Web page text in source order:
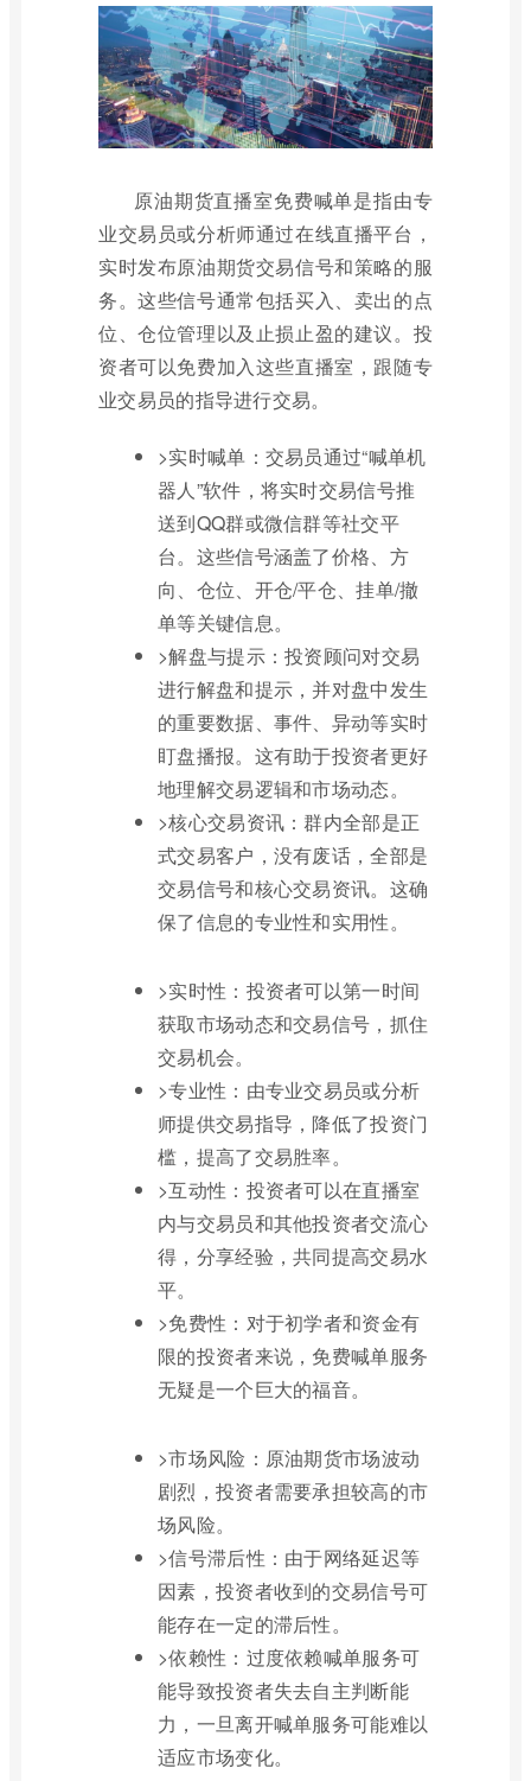
原油期货直播室免费喊单是指由专
业交易员或分析师通过在线直播平台，
实时发布原油期货交易信号和策略的服
务。这些信号通常包括买入、卖出的点
位、仓位管理以及止损止盈的建议。投
资者可以免费加入这些直播室，跟随专
业交易员的指导进行交易。
>实时喊单：交易员通过“喊单机
器人”软件，将实时交易信号推
送到QQ群或微信群等社交平
台。这些信号涵盖了价格、方
向、仓位、开仓/平仓、挂单/撤
单等关键信息。
>解盘与提示：投资顾问对交易
进行解盘和提示，并对盘中发生
的重要数据、事件、异动等实时
盯盘播报。这有助于投资者更好
地理解交易逻辑和市场动态。
>核心交易资讯：群内全部是正
式交易客户，没有废话，全部是
交易信号和核心交易资讯。这确
保了信息的专业性和实用性。
>实时性：投资者可以第一时间
获取市场动态和交易信号，抓住
交易机会。
>专业性：由专业交易员或分析
师提供交易指导，降低了投资门
槛，提高了交易胜率。
>互动性：投资者可以在直播室
内与交易员和其他投资者交流心
得，分享经验，共同提高交易水
平。
>免费性：对于初学者和资金有
限的投资者来说，免费喊单服务
无疑是一个巨大的福音。
>市场风险：原油期货市场波动
剧烈，投资者需要承担较高的市
场风险。
>信号滞后性：由于网络延迟等
因素，投资者收到的交易信号可
能存在一定的滞后性。
>依赖性：过度依赖喊单服务可
能导致投资者失去自主判断能
力，一旦离开喊单服务可能难以
适应市场变化。